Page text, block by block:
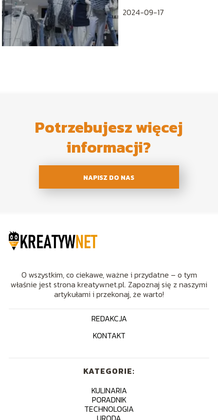
2024-09-17
Potrzebujesz więcej
informacji?
NAPISZ DO NAS
O wszystkim, co ciekawe, ważne i przydatne – o tym
właśnie jest strona kreatywnet.pl. Zapoznaj się z naszymi
artykułami i przekonaj, że warto!
REDAKCJA
KONTAKT
KATEGORIE:
KULINARIA
PORADNIK
TECHNOLOGIA